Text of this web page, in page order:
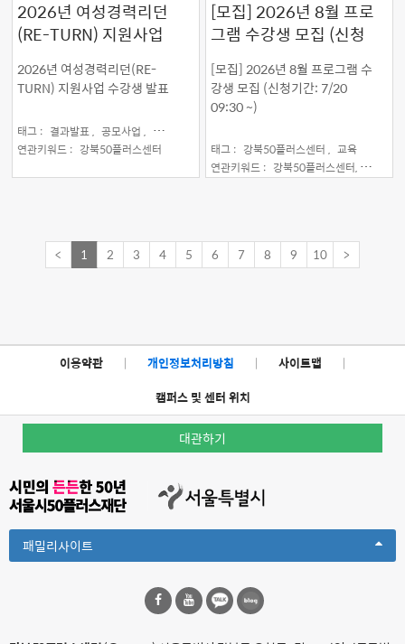
2026년 여성경력리던
(RE-TURN) 지원사업
수강생 발표
2026년 여성경력리던(RE-
TURN) 지원사업 수강생 발표
태그 : 결과발표 , 공모사업 , 여성경력리턴지원사업
연관키워드 : 강북50플러스센터
[모집] 2026년 8월 프로
그램 수강생 모집 (신청
기간: 7/20 09:30 ~)
[모집] 2026년 8월 프로그램 수
강생 모집 (신청기간: 7/20
09:30 ~)
태그 : 강북50플러스센터 , 교육
연관키워드 : 강북50플러스센터, 교육,
< 1 2 3 4 5 6 7 8 9 10 >
이용약관 | 개인정보처리방침 | 사이트맵
|
캠퍼스 및 센터 위치
대관하기
패밀리사이트Toggle
Dropdown